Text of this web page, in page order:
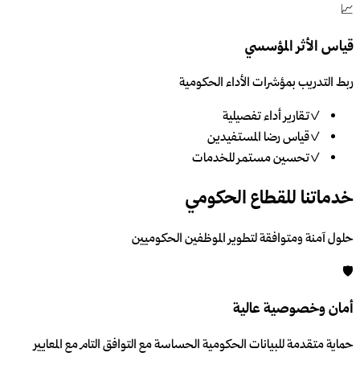
📈
قياس الأثر المؤسسي
ربط التدريب بمؤشرات الأداء الحكومية
✓تقارير أداء تفصيلية
✓قياس رضا المستفيدين
✓تحسين مستمر للخدمات
خدماتنا للقطاع الحكومي
حلول آمنة ومتوافقة لتطوير الموظفين الحكوميين
🛡️
أمان وخصوصية عالية
حماية متقدمة للبيانات الحكومية الحساسة مع التوافق التام مع المعايير